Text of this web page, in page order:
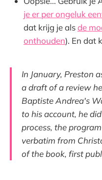
je er per ongeluk
dat krijg je alsde
onthouden). En dat
In January, Preston
a draft of a review
Baptiste Andrea's
to his account, he
process, the
verbatim from
of the book, first